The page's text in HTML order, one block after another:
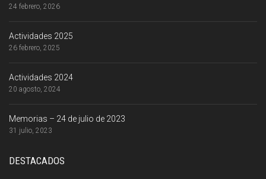
24 febrero, 2026
Actividades 2025
26 febrero, 2025
Actividades 2024
20 agosto, 2024
Memorias – 24 de julio de 2023
31 julio, 2023
DESTACADOS